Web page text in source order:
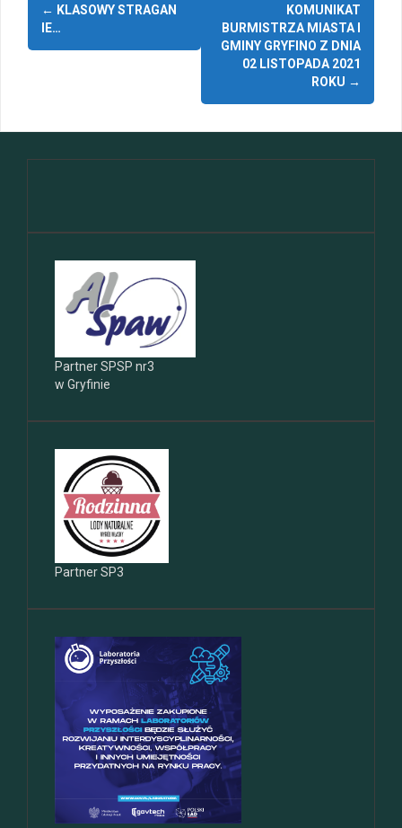
wpisy
← KLASOWY STRAGAN
IE…
KOMUNIKAT
BURMISTRZA MIASTA I
GMINY GRYFINO Z DNIA
02 LISTOPADA 2021
ROKU →
Partner SPSP nr3
w Gryfinie
Partner SP3